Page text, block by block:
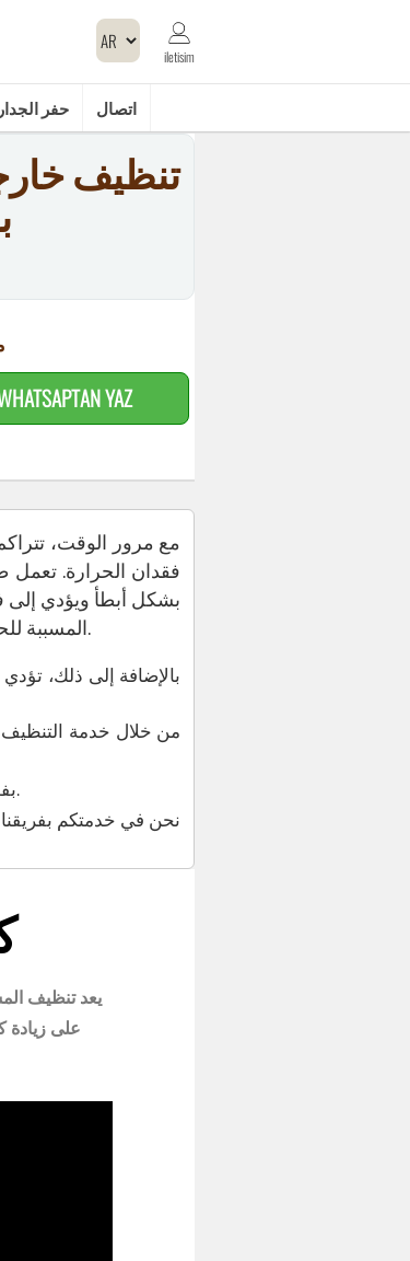
iletisim
حفر الجدار اتصال
تنظيف
YAZ
مع مرور الوقت،
فقدان الحرارة. تعمل
بشكل أبطأ ويؤدي إلى
المسببة للحساسية. وهذا يساعد في تأخير اسوداد الستائر واتساخها، مما يحافظ على الهواء الداخلي أكثر انتعاشًا ونظافة.
بالإضافة إلى ذلك،
من خلال خدمة التنظيف
بفضل تقنية البخار عالي الحرارة، نقوم بإزالة حتى أكثر الأوساخ العنيدة بسهولة، مما يعيد مشعاتكم إلى أدائها الأصلي.
نحن في خدمتكم
يعد تنظيف
على زيادة